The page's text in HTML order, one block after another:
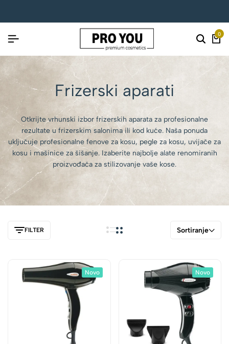
0
Frizerski aparati
Otkrijte vrhunski izbor frizerskih aparata za profesionalne
rezultate u frizerskim salonima ili kod kuće. Naša ponuda
uključuje profesionalne fenove za kosu, pegle za kosu, uvijače za
kosu i mašinice za šišanje. Izaberite najbolje alate renomiranih
proizvođača za stilizovanje vaše kose.
FILTER Sortiranje
Novo Novo